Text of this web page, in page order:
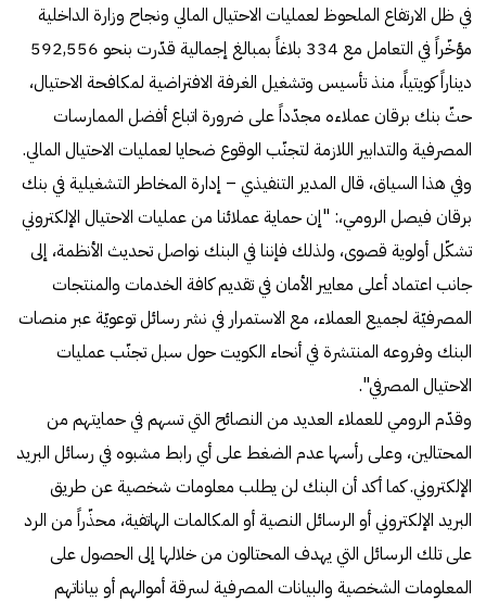
في ظل الارتفاع الملحوظ لعمليات الاحتيال المالي ونجاح وزارة الداخلية
مؤخّراً في التعامل مع 334 بلاغاً بمبالغ إجمالية قدّرت بنحو 592,556
ديناراً كويتياً، منذ تأسيس وتشغيل الغرفة الافتراضية لمكافحة الاحتيال،
حثّ بنك برقان عملاءه مجدّداً على ضرورة اتباع أفضل الممارسات
المصرفية والتدابير اللازمة لتجنّب الوقوع ضحايا لعمليات الاحتيال المالي.
وفي هذا السياق، قال المدير التنفيذي – إدارة المخاطر التشغيلية في بنك
برقان فيصل الرومي،: "إن حماية عملائنا من عمليات الاحتيال الإلكتروني
تشكّل أولوية قصوى، ولذلك فإننا في البنك نواصل تحديث الأنظمة، إلى
جانب اعتماد أعلى معايير الأمان في تقديم كافة الخدمات والمنتجات
المصرفيّة لجميع العملاء، مع الاستمرار في نشر رسائل توعويّة عبر منصات
البنك وفروعه المنتشرة في أنحاء الكويت حول سبل تجنّب عمليات
الاحتيال المصرفي".
وقدّم الرومي للعملاء العديد من النصائح التي تسهم في حمايتهم من
المحتالين، وعلى رأسها عدم الضغط على أي رابط مشبوه في رسائل البريد
الإلكتروني. كما أكد أن البنك لن يطلب معلومات شخصية عن طريق
البريد الإلكتروني أو الرسائل النصية أو المكالمات الهاتفية، محذّراً من الرد
على تلك الرسائل التي يهدف المحتالون من خلالها إلى الحصول على
المعلومات الشخصية والبيانات المصرفية لسرقة أموالهم أو بياناتهم